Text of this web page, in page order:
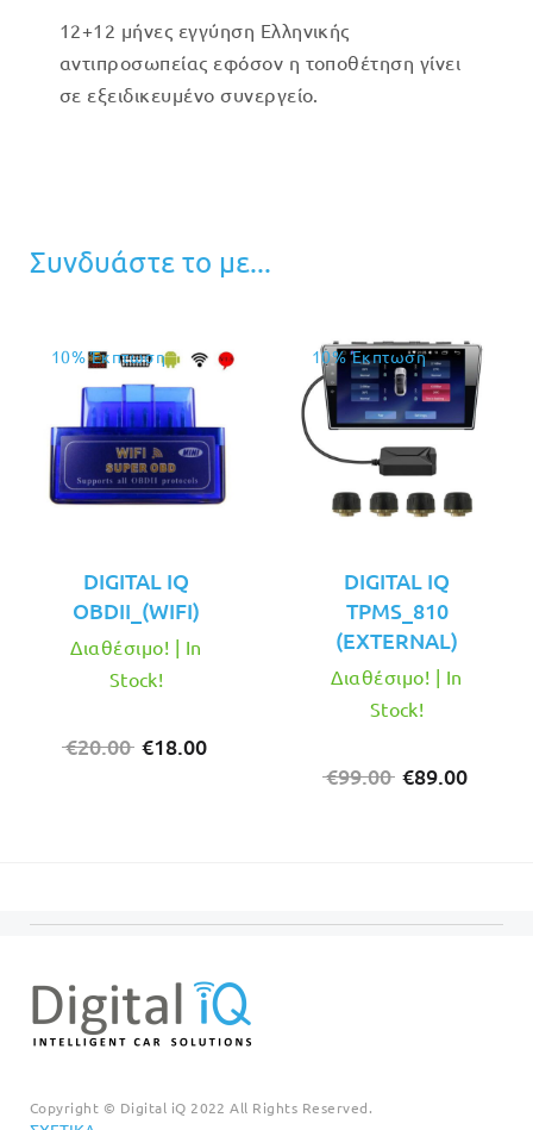
12+12 μήνες εγγύηση Ελληνικής
αντιπροσωπείας εφόσον η τοποθέτηση γίνει
σε εξειδικευμένο συνεργείο.
Συνδυάστε το με...
10% Έκπτωση
DIGITAL IQ
OBDII_(WIFI)
€20.00 Original
€18.00
Διαθέσιμο! | In
Stock!
10% Έκπτωση
DIGITAL IQ
TPMS_810
(EXTERNAL)
€99.00 Original
€89.00
Διαθέσιμο! | In
Stock!
Copyright © Digital iQ 2022 All Rights Reserved.